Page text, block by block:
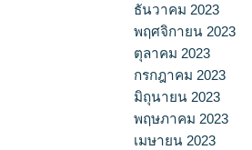
ธันวาคม 2023
พฤศจิกายน 2023
ตุลาคม 2023
กรกฎาคม 2023
มิถุนายน 2023
พฤษภาคม 2023
เมษายน 2023